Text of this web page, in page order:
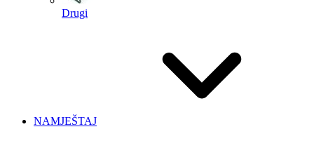
Drugi
NAMJEŠTAJ